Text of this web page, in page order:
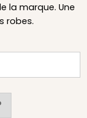
la marque. Une
robes.